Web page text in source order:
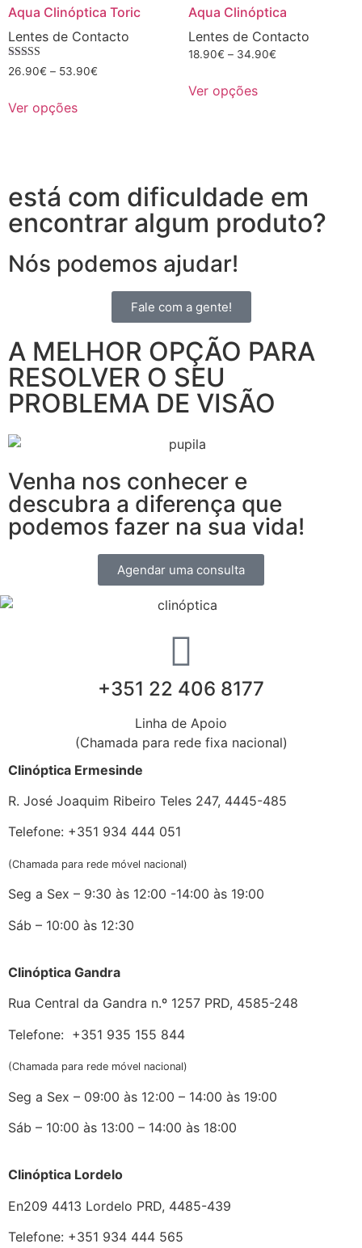
Aqua Clinóptica Toric
Lentes de Contacto
Avaliação
5.00
26.90€ – 53.90€
Ver opções
Aqua Clinóptica
Lentes de Contacto
18.90€ – 34.90€
Ver opções
está com dificuldade em
encontrar algum produto?
Nós podemos ajudar!
Fale com a gente!
A MELHOR OPÇÃO PARA
RESOLVER O SEU
PROBLEMA DE VISÃO
Venha nos conhecer e
descubra a diferença que
podemos fazer na sua vida!
Agendar uma consulta
‎+351 22 406 8177
Linha de Apoio
(Chamada para rede fixa nacional)
Clinóptica Ermesinde
R. José Joaquim Ribeiro Teles 247, 4445-485
Telefone: +351 934 444 051
(Chamada para rede móvel nacional)
Seg a Sex – 9:30 às 12:00 -14:00 às 19:00
Sáb – 10:00 às 12:30
Clinóptica Gandra
Rua Central da Gandra n.º 1257 PRD, 4585-248
Telefone: +351 935 155 844
(Chamada para rede móvel nacional)
Seg a Sex – 09:00 às 12:00 – 14:00 às 19:00
Sáb – 10:00 às 13:00 – 14:00 às 18:00
Clinóptica Lordelo
En209 4413 Lordelo PRD, 4485-439
Telefone: +351 934 444 565